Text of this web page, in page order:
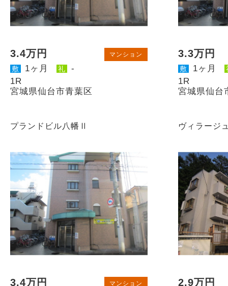
3.4万円 マンション
敷 1ヶ月 礼
-
1R
宮城県仙台市青葉区
3.3万円
敷 1ヶ月
1R
宮城県仙台
プランドビル八幡Ⅱ
3.4万円 マンション
ヴィラージ
2.9万円